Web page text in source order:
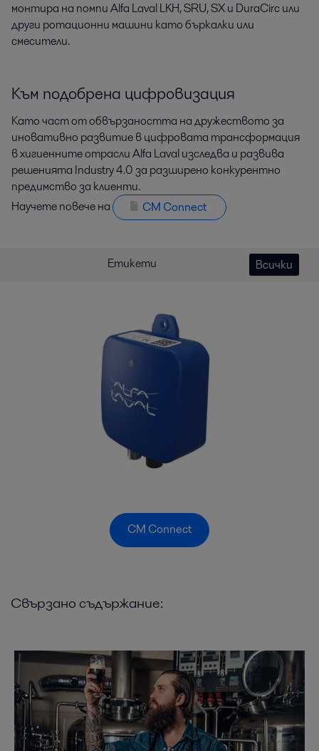
монтира на помпи Alfa Laval LKH, SRU, SX и DuraCirc или
други ротационни машини като бъркалки или
смесители.
Към подобрена цифровизация
Като част от обвързаността на дружеството за
иновативно развитие в цифровата трансформация
в хигиенните отрасли Alfa Laval изследва и развива
решенията Industry 4.0 за разширено конкурентно
предимство за клиенти.
Научете повече на
CM Connect
Етикети Всички
CM Connect
Свързано съдържание: